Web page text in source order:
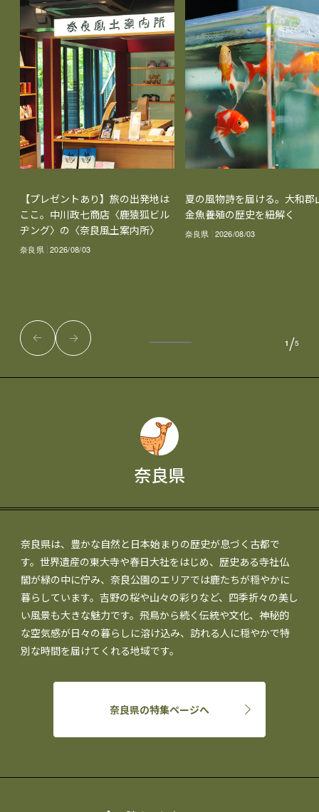
奈良県
奈良県は、豊かな自然と日本始まりの歴史が息づく古都で
す。世界遺産の東大寺や春日大社をはじめ、歴史ある寺社仏
閣が緑の中に佇み、奈良公園のエリアでは鹿たちが穏やかに
暮らしています。吉野の桜や山々の彩りなど、四季折々の美し
い風景も大きな魅力です。飛鳥から続く伝統や文化、神秘的
な空気感が日々の暮らしに溶け込み、訪れる人に穏やかで特
別な時間を届けてくれる地域です。
奈良県の特集ページへ
【プレゼントあり】旅の出発地は
ここ。中川政七商店〈鹿猿狐ビル
ヂング〉の〈奈良風土案内所〉
奈良県 2026/08/03
夏の風物詩を届ける。大和郡
金魚養殖の歴史を紐解く
奈良県 2026/08/03
1 /5